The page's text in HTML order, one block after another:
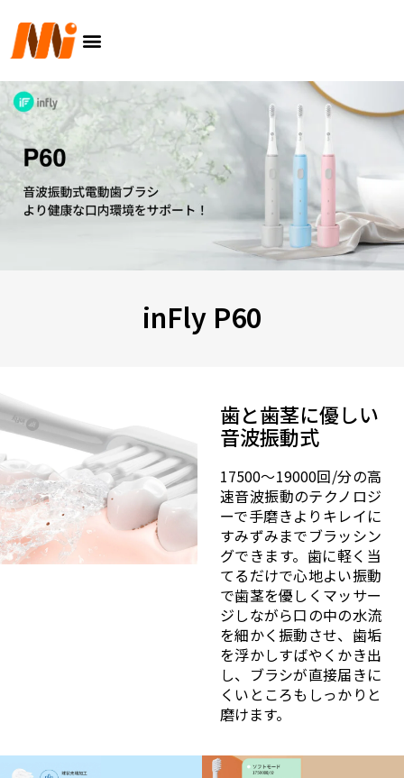
ッ
ニ
ュ
ー
inFly P60
歯と歯茎に優しい
音波振動式
17500〜19000回/分の高
速音波振動のテクノロジ
ーで手磨きよりキレイに
すみずみまでブラッシン
グできます。歯に軽く当
てるだけで心地よい振動
で歯茎を優しくマッサー
ジしながら口の中の水流
を細かく振動させ、歯垢
を浮かしすばやくかき出
し、ブラシが直接届きに
くいところもしっかりと
磨けます。